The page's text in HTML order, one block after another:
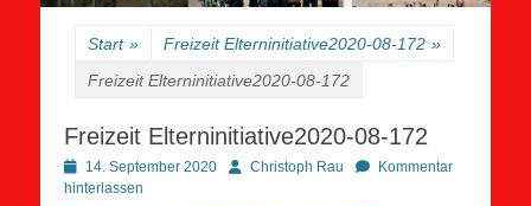
Start » Freizeit Elterninitiative2020-08-172 »
Freizeit Elterninitiative2020-08-172
Freizeit Elterninitiative2020-08-172
Posted
on
14. September 2020 AutorChristoph Rau
Kommentar
hinterlassen